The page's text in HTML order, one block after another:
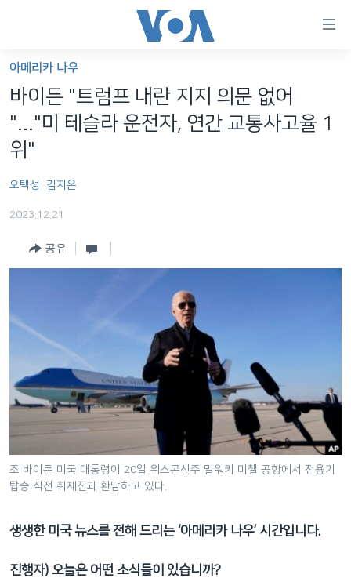
가
능
링
크
인
로
게
으
로
VOD
FOLLOW US
아메리카 나우
바이든 "트럼프 내란 지지 의문 없어
"..."미 테슬라 운전자, 연간 교통사고율 1
위"
오택성 김지온
2023.12.21
공유
조 바이든 미국 대통령이 20일 위스콘신주 밀워키 미첼 공항에서 전용기
탑승 직전 취재진과 환담하고 있다.
생생한 미국 뉴스를 전해 드리는 ‘아메리카 나우’ 시간입니다.
진행자) 오늘은 어떤 소식들이 있습니까?